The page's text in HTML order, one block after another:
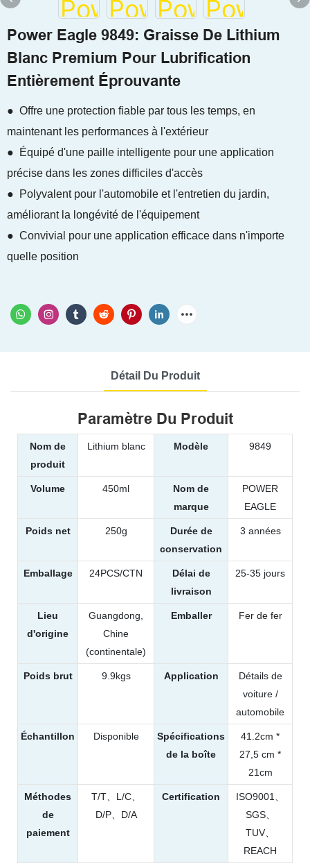
Power Eagle 9849: Graisse De Lithium
Blanc Premium Pour Lubrification
Entièrement Éprouvante
● Offre une protection fiable par tous les temps, en
maintenant les performances à l'extérieur
● Équipé d'une paille intelligente pour une application
précise dans les zones difficiles d'accès
● Polyvalent pour l'automobile et l'entretien du jardin,
améliorant la longévité de l'équipement
● Convivial pour une application efficace dans n'importe
quelle position
Détail Du Produit
Paramètre Du Produit
Nom de
produit
Lithium blanc Modèle 9849
Volume 450ml
Nom de
marque
POWER
EAGLE
Poids net 250g
Durée de
conservation
3 années
Emballage 24PCS/CTN
Délai de
livraison
25-35 jours
Lieu
d'origine
Guangdong,
Chine
(continentale)
Emballer Fer de fer
Poids brut 9.9kgs Application
Détails de
voiture /
automobile
Échantillon Disponible
Spécifications
de la boîte
41.2cm *
27,5 cm *
21cm
Méthodes
de
paiement
T/T、L/C、
D/P、D/A
Certification
ISO9001、
SGS、
TUV、
REACH